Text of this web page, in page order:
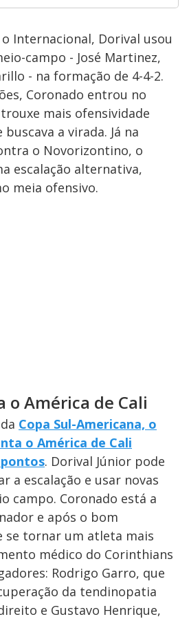
Internacional, Dorival usou
campo - José Martinez,
- na formação de 4-4-2.
Coronado entrou no
mais ofensividade
a virada. Já na
o Novorizontino, o
escalação alternativa,
meia ofensivo.
o América de Cali
Copa Sul-Americana, o
o América de Cali
. Dorival Júnior pode
a escalação e usar novas
campo. Coronado está a
e após o bom
se tornar um atleta mais
médico do Corinthians
Rodrigo Garro, que
da tendinopatia
e Gustavo Henrique,